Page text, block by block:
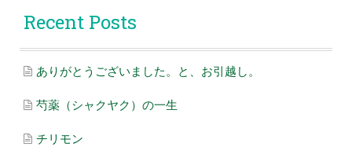
Recent Posts
ありがとうございました。と、お引越し。
芍薬（シャクヤク）の一生
チリモン